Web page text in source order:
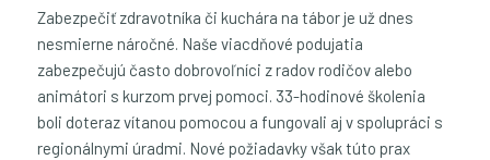
Zabezpečiť zdravotníka či kuchára na tábor je už dnes
nesmierne náročné. Naše viacdňové podujatia
zabezpečujú často dobrovoľníci z radov rodičov alebo
animátori s kurzom prvej pomoci. 33-hodinové školenia
boli doteraz vítanou pomocou a fungovali aj v spolupráci s
regionálnymi úradmi. Nové požiadavky však túto prax